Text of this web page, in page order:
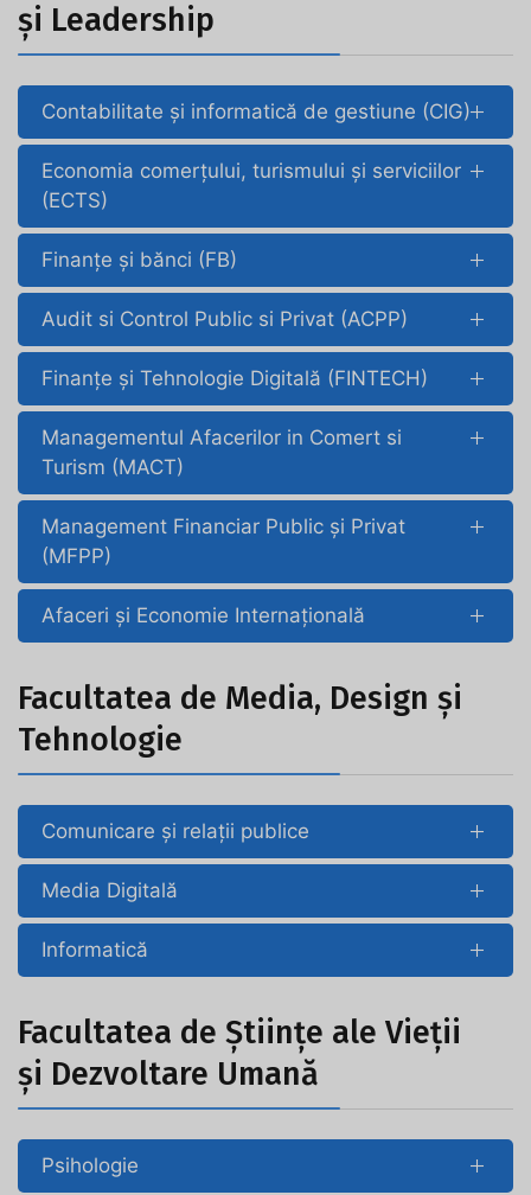
și Leadership
Contabilitate și informatică de gestiune (CIG)
Economia comerțului, turismului și serviciilor
(ECTS)
Finanțe și bănci (FB)
Audit si Control Public si Privat (ACPP)
Finanțe și Tehnologie Digitală (FINTECH)
Managementul Afacerilor in Comert si
Turism (MACT)
Management Financiar Public și Privat
(MFPP)
Afaceri şi Economie Internaţională
Facultatea de Media, Design și
Tehnologie
Comunicare și relații publice
Media Digitală
Informatică
Facultatea de Științe ale Vieții
și Dezvoltare Umană
Psihologie